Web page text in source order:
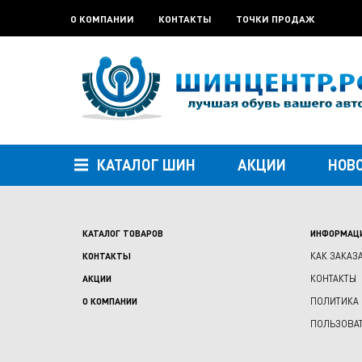
О КОМПАНИИ КОНТАКТЫ ТОЧКИ ПРОДАЖ
КАТАЛОГ ШИН АКЦИИ
КАТАЛОГ ТОВАРОВ
КОНТАКТЫ
АКЦИИ
О КОМПАНИИ
КАК
КОНТАКТЫ
ПОЛИТИКА